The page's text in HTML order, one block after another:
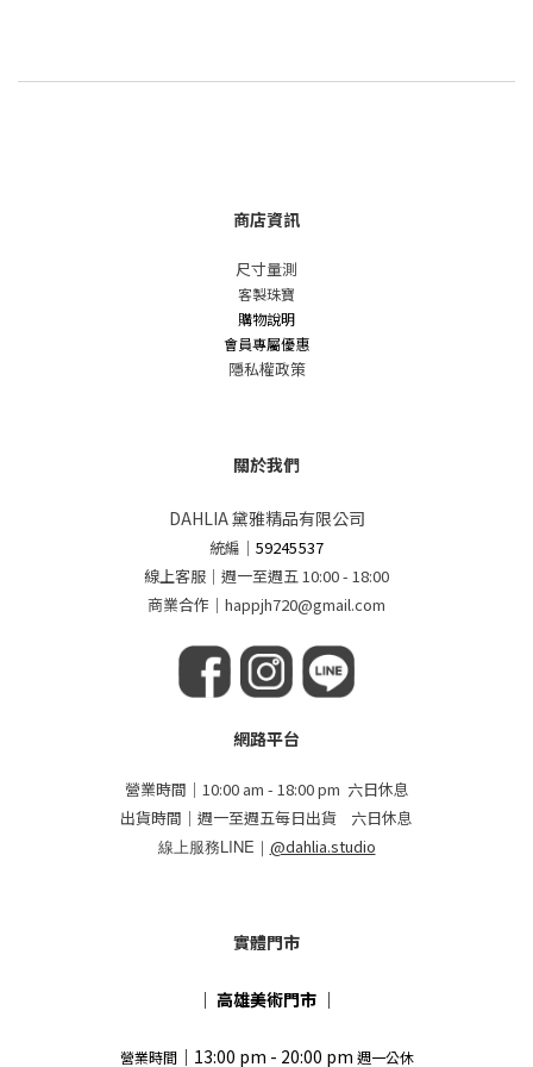
商店資訊
尺寸量測
客製珠寶
購物說明
會員專屬優惠
隱私權政策
關於我們
DAHLIA 黛雅精品有限公司
統編 ｜59245537
線上客服｜週一至週五 10:00 - 18:00
商業合作｜happjh720@gmail.com
網路平台
營業時間｜10:00 am - 18:00 pm 六日休息
出貨時間｜週一至週五每日出貨 六日休息
線上服務LINE｜ @dahlia.studio
實體門市
｜ 高雄美術門市 ｜
營業時間｜13:00 pm - 20:00 pm 週一公休